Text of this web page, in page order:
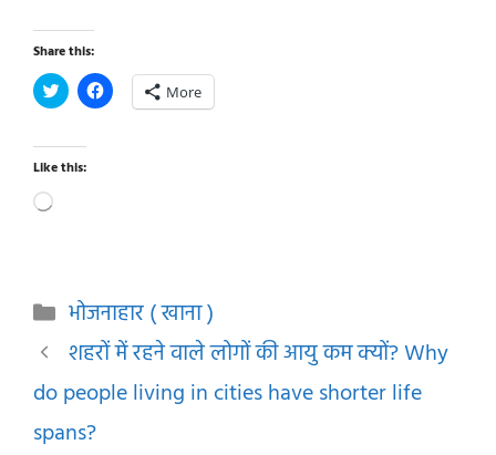
Share this:
More
Like this:
Loading…
Categories
भोजनाहार ( खाना )
शहरों में रहने वाले लोगों की आयु कम क्यों? Why
do people living in cities have shorter life
spans?